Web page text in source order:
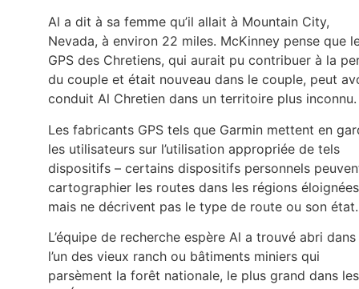
Al a dit à sa femme qu’il allait à Mountain City,
Nevada, à environ 22 miles. McKinney pense que
GPS des Chretiens, qui aurait pu contribuer à la
du couple et était nouveau dans le couple, peut
conduit Al Chretien dans un territoire plus inconnu.
Les fabricants GPS tels que Garmin mettent en
les utilisateurs sur l’utilisation appropriée de tels
dispositifs – certains dispositifs personnels
cartographier les routes dans les régions
mais ne décrivent pas le type de route ou son état.
L’équipe de recherche espère Al a trouvé abri dans
l’un des vieux ranch ou bâtiments miniers qui
parsèment la forêt nationale, le plus grand dans les